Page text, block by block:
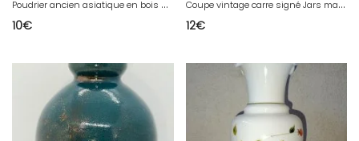
P
oudrier ancien asiatique en bois à decor floral en etat correct
10€
C
oupe vintage carre signé Jars made in france en bon etat
12€